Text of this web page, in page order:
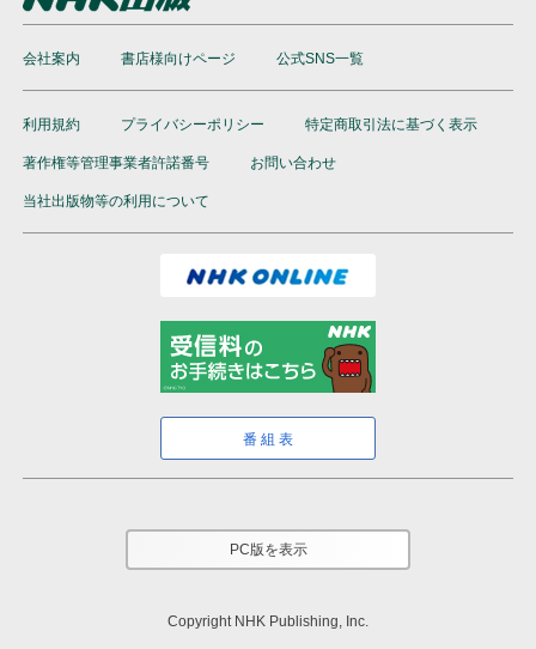
会社案内 書店様向けページ 公式SNS一覧
利用規約 プライバシーポリシー 特定商取引法に基づく表示
著作権等管理事業者許諾番号 お問い合わせ
当社出版物等の利用について
番組表
PC版を表示
Copyright NHK Publishing, Inc.